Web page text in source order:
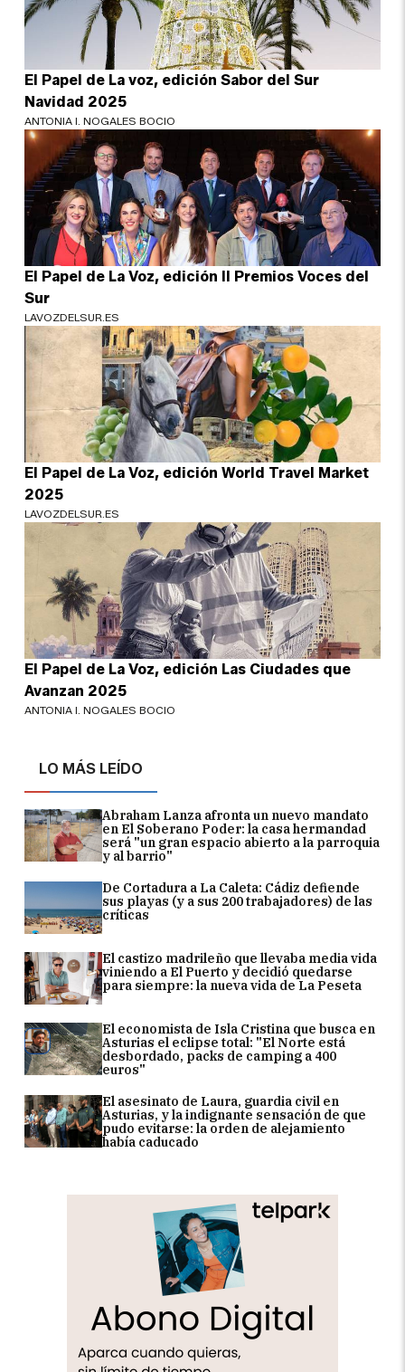
LO MÁS LEÍDO
Abraham Lanza afronta un nuevo mandato
en El Soberano Poder: la casa hermandad
será "un gran espacio abierto a la parroquia
y al barrio"
De Cortadura a La Caleta: Cádiz defiende
sus playas (y a sus 200 trabajadores) de las
críticas
El castizo madrileño que llevaba media vida
viniendo a El Puerto y decidió quedarse
para siempre: la nueva vida de La Peseta
El economista de Isla Cristina que busca en
Asturias el eclipse total: "El Norte está
desbordado, packs de camping a 400
euros"
El asesinato de Laura, guardia civil en
Asturias, y la indignante sensación de que
pudo evitarse: la orden de alejamiento
había caducado
El Papel de La voz, edición Sabor del Sur
Navidad 2025
ANTONIA I. NOGALES BOCIO
El Papel de La Voz, edición II Premios Voces del
Sur
LAVOZDELSUR.ES
El Papel de La Voz, edición World Travel Market
2025
LAVOZDELSUR.ES
El Papel de La Voz, edición Las Ciudades que
Avanzan 2025
ANTONIA I. NOGALES BOCIO